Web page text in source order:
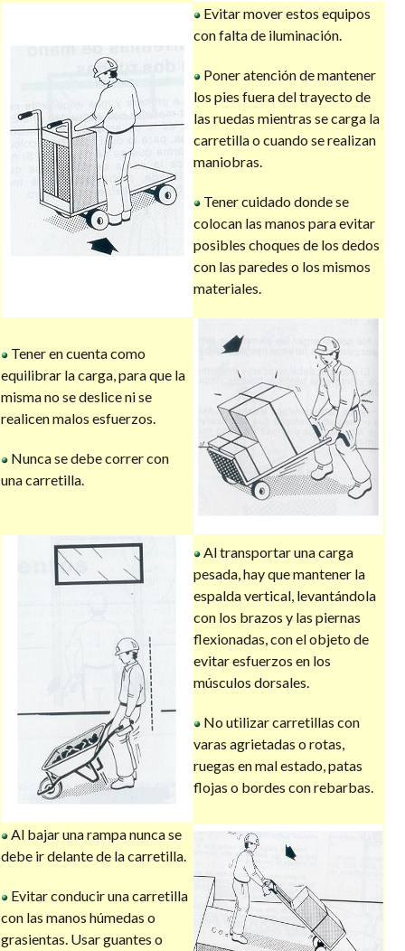
Evitar mover estos equipos
con falta de iluminación.
Poner atención de mantener
los pies fuera del trayecto de
las ruedas mientras se carga la
carretilla o cuando se realizan
maniobras.
Tener cuidado donde se
colocan las manos para evitar
posibles choques de los dedos
con las paredes o los mismos
materiales.
Tener en cuenta como
equilibrar la carga, para que la
misma no se deslice ni se
realicen malos esfuerzos.
Nunca se debe correr con
una carretilla.
Al transportar una carga
pesada, hay que mantener la
espalda vertical, levantándola
con los brazos y las piernas
flexionadas, con el objeto de
evitar esfuerzos en los
músculos dorsales.
No utilizar carretillas con
varas agrietadas o rotas,
ruegas en mal estado, patas
flojas o bordes con rebarbas.
Al bajar una rampa nunca se
debe ir delante de la carretilla.
Evitar conducir una carretilla
con las manos húmedas o
grasientas. Usar guantes o